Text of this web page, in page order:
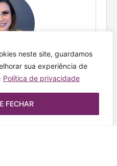
neste site, guardamos
sua experiência de
Política de privacidade
FECHAR
Araújo